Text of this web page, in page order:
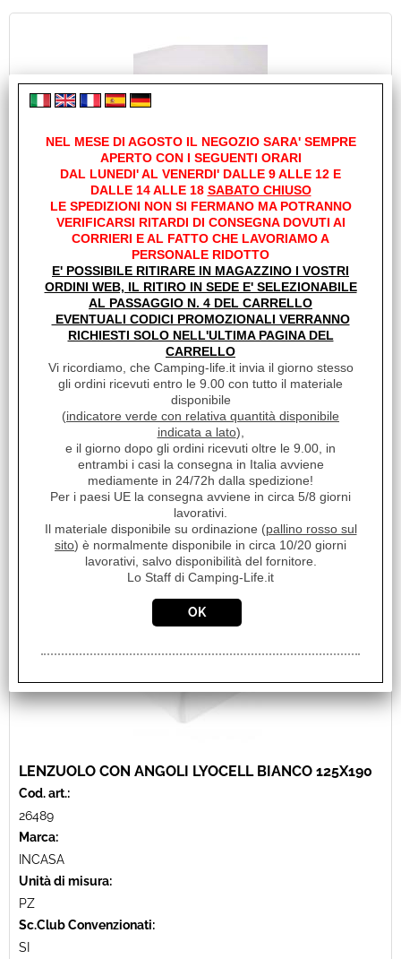
COPRI MATERASSO CON ANGOLI IMPERMEABILE
Cod. art.:
INCASA
Unità di misura:
Sc.Club Convenzionati:
Allunga la vita del tuo materasso e con questo
coprimaterasso impermeabile puoi dormire sonni tranquilli.
Morbido e assorbente, la [...]
Disponibile
€ 20,90 Sconto 22.9%
Iva inclusa
LENZUOLO CON ANGOLI LYOCELL BIANCO 125X190
Cod. art.:
26489
Marca:
INCASA
Unità di misura:
PZ
Sc.Club Convenzionati:
SI
NEL MESE DI AGOSTO IL NEGOZIO SARA' SEMPRE
APERTO CON I SEGUENTI ORARI
DAL LUNEDI' AL VENERDI' DALLE 9 ALLE 12 E
DALLE 14 ALLE 18 SABATO CHIUSO
LE SPEDIZIONI NON SI FERMANO MA POTRANNO
VERIFICARSI RITARDI DI CONSEGNA DOVUTI AI
CORRIERI E AL FATTO CHE LAVORIAMO A
PERSONALE RIDOTTO
E' POSSIBILE RITIRARE IN MAGAZZINO I VOSTRI
ORDINI WEB, IL RITIRO IN SEDE E' SELEZIONABILE
AL PASSAGGIO N. 4 DEL CARRELLO
EVENTUALI CODICI PROMOZIONALI VERRANNO
RICHIESTI SOLO NELL'ULTIMA PAGINA DEL
CARRELLO
Vi ricordiamo, che Camping-life.it invia il giorno stesso
gli ordini ricevuti entro le 9.00 con tutto il materiale
disponibile
(indicatore verde con relativa quantità disponibile
indicata a lato),
e il giorno dopo gli ordini ricevuti oltre le 9.00, in
entrambi i casi la consegna in Italia avviene
mediamente in 24/72h dalla spedizione!
Per i paesi UE la consegna avviene in circa 5/8 giorni
lavorativi.
Il materiale disponibile su ordinazione (pallino rosso sul
sito) è normalmente disponibile in circa 10/20 giorni
lavorativi, salvo disponibilità del fornitore.
Lo Staff di Camping-Life.it